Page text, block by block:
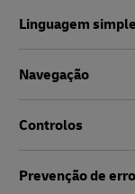
Linguagem
Navegação
Controlos
Prevenção de